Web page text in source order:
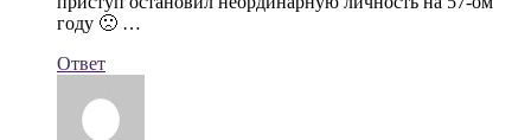
году 🙁 …
Ответ